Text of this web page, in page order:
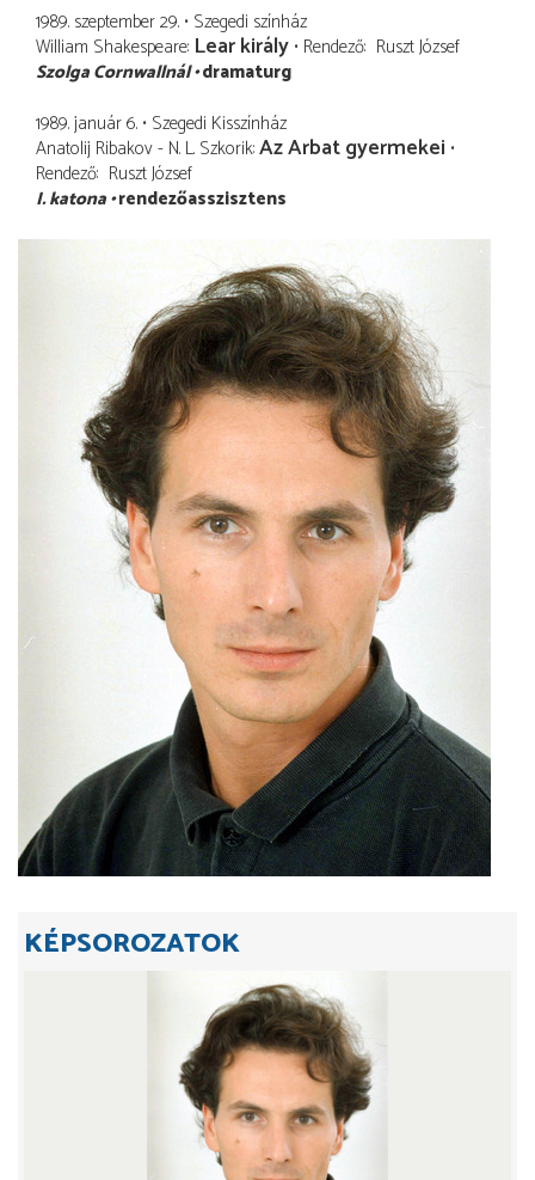
1989. szeptember 29. Szegedi színház
William Shakespeare Lear király Rendező Ruszt József
Szolga Cornwallnál dramaturg
1989. január 6. Szegedi Kisszínház
Anatolij Ribakov - N. L. Szkorik Az Arbat gyermekei
Rendező Ruszt József
I. katona rendezőasszisztens
KÉPSOROZATOK